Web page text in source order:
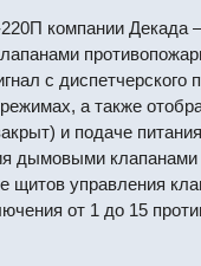
компании Декада –
с диспетчерского
а также
и подаче
дымовыми клапанами
щитов управления
от 1 до 15